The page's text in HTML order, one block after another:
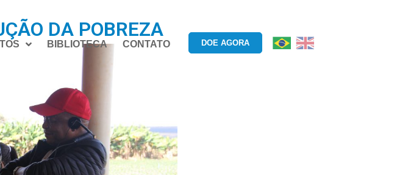
BIBLIOTECA CONTATO DOE AGORA
DA POBREZA